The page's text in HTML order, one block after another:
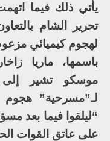
يأتي ذلك فيما
تحرير الشام
لهجوم كيميائي
باسمها، ماريا
موسكو تشير
لـ”مسرحية” هجوم
“ليلقوا فيما بعد
على عاتق القوات